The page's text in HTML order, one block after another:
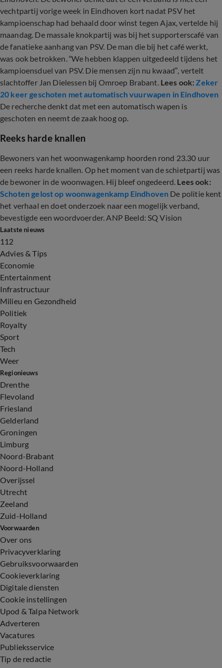
vechtpartij vorige week in Eindhoven kort nadat PSV het
kampioenschap had behaald door winst tegen Ajax, vertelde hij
maandag. De massale knokpartij was bij het supporterscafé van
de fanatieke aanhang van PSV. De man die bij het café werkt,
was ook betrokken. “We hebben klappen uitgedeeld tijdens het
kampioensduel van PSV. Die mensen zijn nu kwaad”, vertelt
slachtoffer Jan Dielessen bij Omroep Brabant. Lees ook:Zeker
20 keer geschoten met automatisch vuurwapen in Eindhoven
De recherche denkt dat met een automatisch wapen is
geschoten en neemt de zaak hoog op.
Reeks harde knallen
Bewoners van het woonwagenkamp hoorden rond 23.30 uur
een reeks harde knallen. Op het moment van de schietpartij was
de bewoner in de woonwagen. Hij bleef ongedeerd. Lees ook:
Schoten gelost op woonwagenkamp Eindhoven De politie kent
het verhaal en doet onderzoek naar een mogelijk verband,
bevestigde een woordvoerder. ANP Beeld: SQ Vision
Laatste nieuws
112
Advies & Tips
Economie
Entertainment
Infrastructuur
Milieu en Gezondheid
Politiek
Royalty
Sport
Tech
Weer
Regionieuws
Drenthe
Flevoland
Friesland
Gelderland
Groningen
Limburg
Noord-Brabant
Noord-Holland
Overijssel
Utrecht
Zeeland
Zuid-Holland
Voorwaarden
Over ons
Privacyverklaring
Gebruiksvoorwaarden
Cookieverklaring
Digitale diensten
Cookie instellingen
Upod & Talpa Network
Adverteren
Vacatures
Publieksservice
Tip de redactie